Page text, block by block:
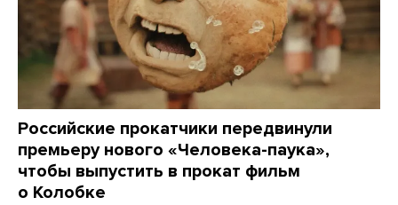
Российские прокатчики передвинули
премьеру нового «Человека-паука»,
чтобы выпустить в прокат фильм
о Колобке